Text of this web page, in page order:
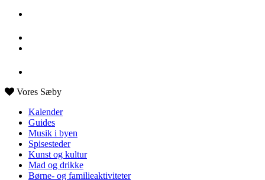
Vores Sæby
Kalender
Guides
Musik i byen
Spisesteder
Kunst og kultur
Mad og drikke
Børne- og familieaktiviteter